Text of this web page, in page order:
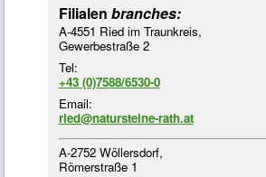
Filialen branches:
A-4551 Ried im Traunkreis,
Gewerbestraße 2
Tel:
+43 (0)7588/6530-0
Email:
ried@natursteine-rath.at
A-2752 Wöllersdorf,
Römerstraße 1